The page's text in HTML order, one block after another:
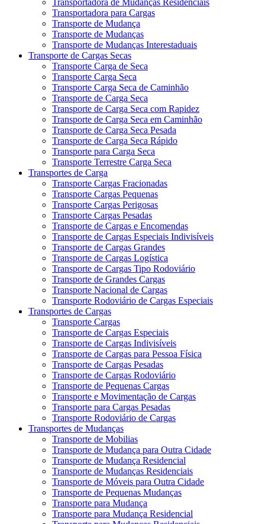
Transportadora de Mudanças Residenciais
Transportadora para Cargas
Transporte de Mudança
Transporte de Mudanças
Transporte de Mudanças Interestaduais
Transporte de Cargas Secas
Transporte Carga de Seca
Transporte Carga Seca
Transporte Carga Seca de Caminhão
Transporte de Carga Seca
Transporte de Carga Seca com Rapidez
Transporte de Carga Seca em Caminhão
Transporte de Carga Seca Pesada
Transporte de Carga Seca Rápido
Transporte para Carga Seca
Transporte Terrestre Carga Seca
Transportes de Carga
Transporte Cargas Fracionadas
Transporte Cargas Pequenas
Transporte Cargas Perigosas
Transporte Cargas Pesadas
Transporte de Cargas e Encomendas
Transporte de Cargas Especiais Indivisíveis
Transporte de Cargas Grandes
Transporte de Cargas Logística
Transporte de Cargas Tipo Rodoviário
Transporte de Grandes Cargas
Transporte Nacional de Cargas
Transporte Rodoviário de Cargas Especiais
Transportes de Cargas
Transporte Cargas
Transporte de Cargas Especiais
Transporte de Cargas Indivisíveis
Transporte de Cargas para Pessoa Física
Transporte de Cargas Pesadas
Transporte de Cargas Rodoviário
Transporte de Pequenas Cargas
Transporte e Movimentação de Cargas
Transporte para Cargas Pesadas
Transporte Rodoviário de Cargas
Transportes de Mudanças
Transporte de Mobilias
Transporte de Mudança para Outra Cidade
Transporte de Mudança Residencial
Transporte de Mudanças Residenciais
Transporte de Móveis para Outra Cidade
Transporte de Pequenas Mudanças
Transporte para Mudança
Transporte para Mudança Residencial